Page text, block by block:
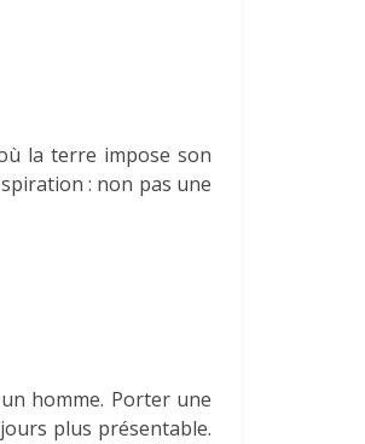
la terre impose son
: non pas une
homme. Porter une
plus présentable.